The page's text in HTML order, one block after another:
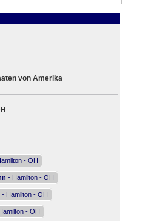
von Amerika
- OH
- Hamilton - OH
- Hamilton - OH
- OH